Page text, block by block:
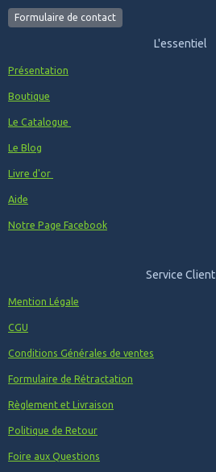
Formulaire de contact
L'essentiel
Présentation
Boutique
Le Catalogue
Le Blog
Livre d'or
Aide
Notre Page Facebook
Service Client
Mention Légale
CGU
Conditions Générales de ventes
Formulaire de Rétractation
Règlement et Livraison
Politique de Retour
Foire aux Questions